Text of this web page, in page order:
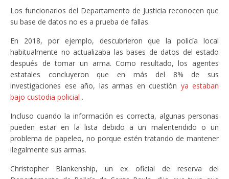
Los funcionarios del Departamento de Justicia reconocen que
su base de datos no es a prueba de fallas.
En 2018, por ejemplo, descubrieron que la policía local
habitualmente no actualizaba las bases de datos del estado
después de tomar un arma. Como resultado, los agentes
estatales concluyeron que en más del 8% de sus
investigaciones ese año, las armas en cuestión ya estaban
bajo custodia policial .
Incluso cuando la información es correcta, algunas personas
pueden estar en la lista debido a un malentendido o un
problema de papeleo, no porque estén tratando de mantener
ilegalmente sus armas.
Christopher Blankenship, un ex oficial de reserva del